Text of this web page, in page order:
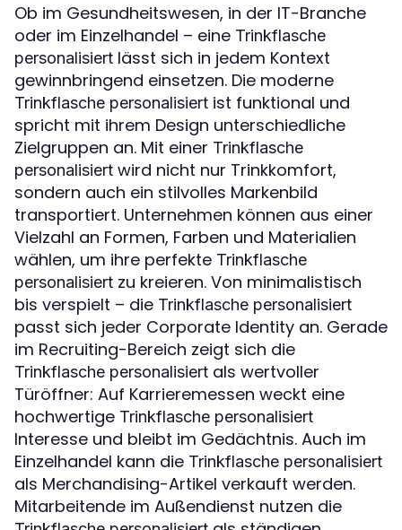
Ob im Gesundheitswesen, in der IT-Branche
oder im Einzelhandel – eine Trinkflasche
personalisiert lässt sich in jedem Kontext
gewinnbringend einsetzen. Die moderne
Trinkflasche personalisiert ist funktional und
spricht mit ihrem Design unterschiedliche
Zielgruppen an. Mit einer Trinkflasche
personalisiert wird nicht nur Trinkkomfort,
sondern auch ein stilvolles Markenbild
transportiert. Unternehmen können aus einer
Vielzahl an Formen, Farben und Materialien
wählen, um ihre perfekte Trinkflasche
personalisiert zu kreieren. Von minimalistisch
bis verspielt – die Trinkflasche personalisiert
passt sich jeder Corporate Identity an. Gerade
im Recruiting-Bereich zeigt sich die
Trinkflasche personalisiert als wertvoller
Türöffner: Auf Karrieremessen weckt eine
hochwertige Trinkflasche personalisiert
Interesse und bleibt im Gedächtnis. Auch im
Einzelhandel kann die Trinkflasche personalisiert
als Merchandising-Artikel verkauft werden.
Mitarbeitende im Außendienst nutzen die